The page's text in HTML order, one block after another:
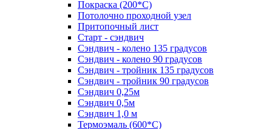
Покраска (200*С)
Потолочно проходной узел
Притопочный лист
Старт - сэндвич
Сэндвич - колено 135 градусов
Сэндвич - колено 90 градусов
Сэндвич - тройник 135 градусов
Сэндвич - тройник 90 градусов
Сэндвич 0,25м
Сэндвич 0,5м
Сэндвич 1,0 м
Термоэмаль (600*С)